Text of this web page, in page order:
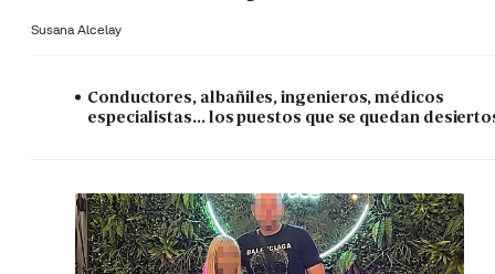
Susana Alcelay
Conductores, albañiles, ingenieros, médicos
especialistas... los puestos que se quedan